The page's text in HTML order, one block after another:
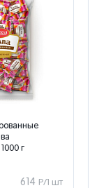
г
614Р/1 шт